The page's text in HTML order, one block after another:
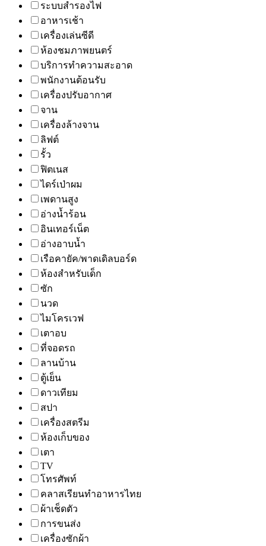
ระบบสำรองไฟ
อาหารเช้า
เครื่องเล่นซีดี
ห้องชมภาพยนตร์
บริการทำความสะอาด
พนักงานต้อนรับ
เครื่องปรับอากาศ
จาน
เครื่องล้างจาน
ลิฟต์
รั้ว
ฟิตเนส
ไดร์เป่าผม
เพดานสูง
อ่างน้ำร้อน
อินเทอร์เน็ต
อ่างอาบน้ำ
เรือคายัค/พาดเดิลบอร์ด
ห้องสำหรับเด็ก
ซัก
นวด
ไมโครเวฟ
เตาอบ
ที่จอดรถ
ลานบ้าน
ตู้เย็น
ดาวเทียม
สปา
เครื่องสตรีม
ห้องเก็บของ
เตา
TV
โทรศัพท์
คลาสเรียนทำอาหารไทย
ผ้าเช็ดตัว
การขนส่ง
เครื่องซักผ้า